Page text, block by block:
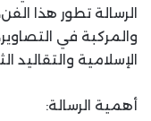
الرسالة تطور هذا
والمركبة في
الإسلامية والتقاليد
أهمية الرسالة: